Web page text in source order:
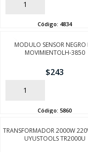
AÑADIR
Código: 4834
MODULO SENSOR NEGRO
MOVIMIENTOLH-3850
$243
AÑADIR
Código: 5860
TRANSFORMADOR 2000W
UYUSTOOLS TR2000U